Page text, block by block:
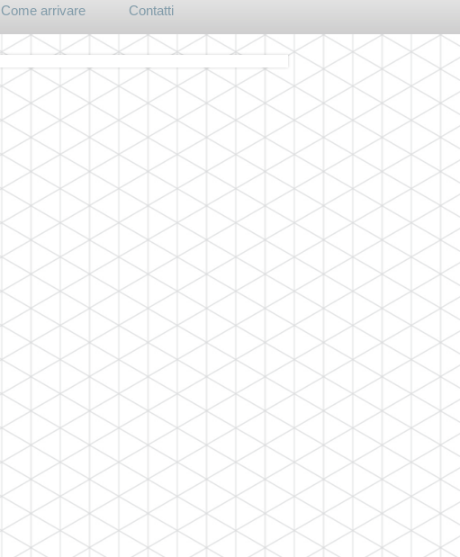
Come arrivare Contatti